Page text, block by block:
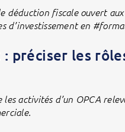
déduction fiscale ouvert
d’investissement en
préciser les
activités d’un OPCA